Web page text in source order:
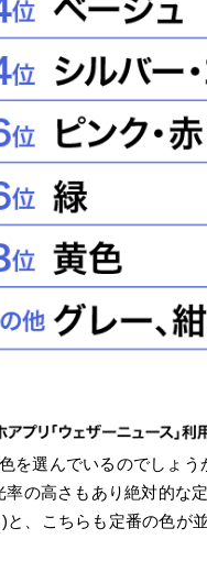
を選んでいるのでしょ
の高さもあり絶対的な
、こちらも定番の色が並